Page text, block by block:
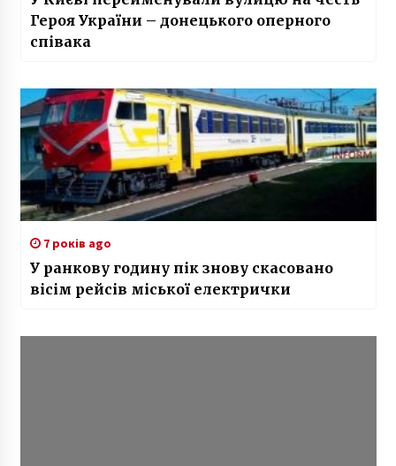
Героя України – донецького оперного
співака
7 років ago
У ранкову годину пік знову скасовано
вісім рейсів міської електрички